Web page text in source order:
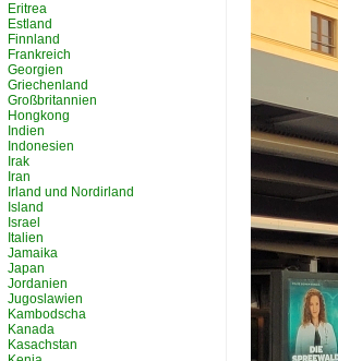
Eritrea
Estland
Finnland
Frankreich
Georgien
Griechenland
Großbritannien
Hongkong
Indien
Indonesien
Irak
Iran
Irland und Nordirland
Island
Israel
Italien
Jamaika
Japan
Jordanien
Jugoslawien
Kambodscha
Kanada
Kasachstan